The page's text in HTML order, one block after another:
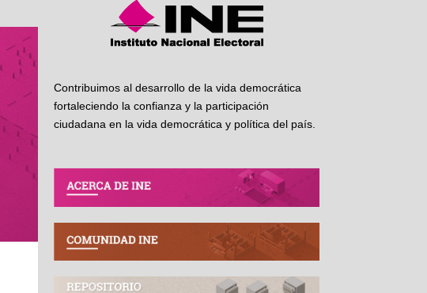
Contribuimos al desarrollo de la vida democrática
fortaleciendo la confianza y la participación
ciudadana en la vida democrática y política del país.